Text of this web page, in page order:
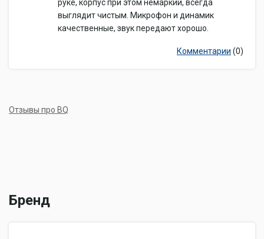
освещенности,
приближения, гироскоп,
компас
руке, корпус при этом немаркий, всегда
выглядит чистым. Микрофон и динамик
качественные, звук передают хорошо.
Комментарии (0)
Отзывы про BQ
Бренд